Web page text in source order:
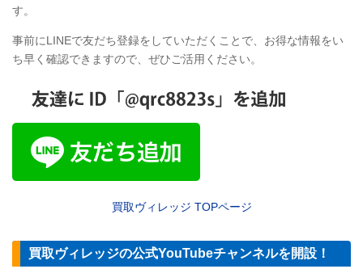
す。
事前にLINEで友だち登録をしていただくことで、お得な情報をい
ち早く確認できますので、ぜひご活用ください。
買取ヴィレッジ TOPページ
買取ヴィレッジの公式YouTubeチャンネルを開設！